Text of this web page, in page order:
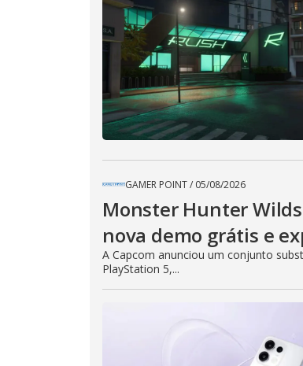
GAMER POINT/ 05/08/2026
Monster Hunter
nova demo grátis e
A Capcom anunciou um conjunto
PlayStation 5,...